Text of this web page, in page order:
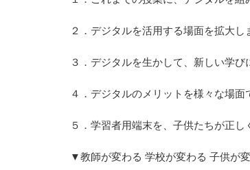
２．デジタルを活用する場面を拡大し
３．デジタルを生かして、新しい学び
４．デジタルのメリットを様々な場面
５．学習者用端末を、子供たちが正
▼教師が変わる 学校が変わる 子供が